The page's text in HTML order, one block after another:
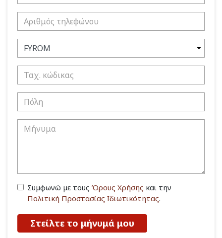
Συμφωνώ με τους Όρους Χρήσης και την
Πολιτική Προστασίας Ιδιωτικότητας.
Στείλτε το μήνυμά μου